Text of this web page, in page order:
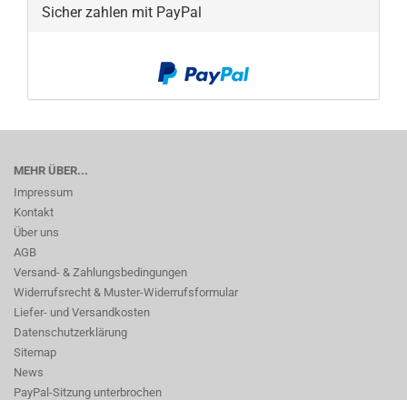
Sicher zahlen mit PayPal
MEHR ÜBER...
Impressum
Kontakt
Über uns
AGB
Versand- & Zahlungsbedingungen
Widerrufsrecht & Muster-Widerrufsformular
Liefer- und Versandkosten
Datenschutzerklärung
Sitemap
News
PayPal-Sitzung unterbrochen